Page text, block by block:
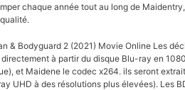
chaque année tout au long de
& Bodyguard 2 (2021) Movie Online Les
à partir du disque Blu-ray en
et Maidene le codec x264. ils seront
UHD à des résolutions plus élevées). Les